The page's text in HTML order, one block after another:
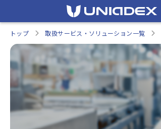
トップ 取扱サービス・ソリューション一覧